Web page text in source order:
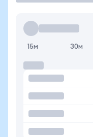
15м 30м